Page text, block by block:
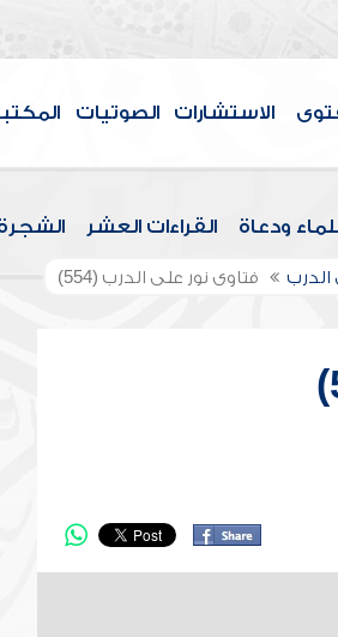
الاستشارات الصوتيات
ودعاة القراءات العشر
الدرب فتاوى نور على الدرب (554)